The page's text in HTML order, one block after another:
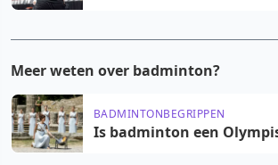
Meer weten over badminton?
BADMINTONBEGRIPPEN
Is badminton een